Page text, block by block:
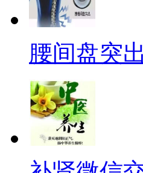
腰间盘突